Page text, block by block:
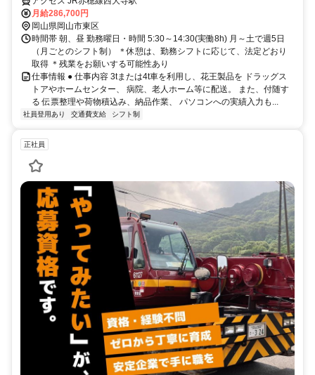
月給286,700円
岡山県岡山市東区
時間帯 朝、昼 勤務曜日・時間 5:30～14:30(実働8h) 月～土で週5日
（月ごとのシフト制） ＊休憩は、勤務シフトに応じて、法定どおり
取得 ＊残業をお願いする可能性あり
仕事情報 ● 仕事内容 3tまたは4t車を利用し、花王製品を ドラッグス
トアやホームセンター、 病院、老人ホーム等に配送。 また、付随す
る 伝票整理や荷物積込み、納品作業、 パソコンへの実績入力も...
社員登用あり 交通費支給 シフト制
正社員